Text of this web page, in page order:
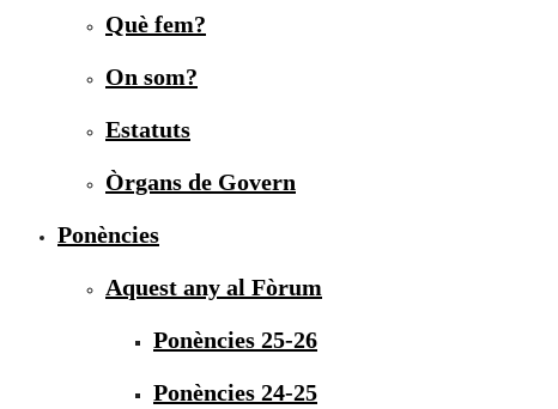
Què fem?
On som?
Estatuts
Òrgans de Govern
Ponències
Aquest any al Fòrum
Ponències 25-26
Ponències 24-25